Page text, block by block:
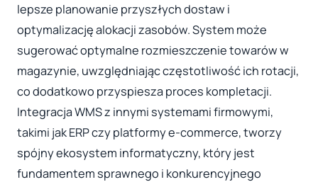
lepsze planowanie przyszłych dostaw i
optymalizację alokacji zasobów. System może
sugerować optymalne rozmieszczenie towarów w
magazynie, uwzględniając częstotliwość ich rotacji,
co dodatkowo przyspiesza proces kompletacji.
Integracja WMS z innymi systemami firmowymi,
takimi jak ERP czy platformy e-commerce, tworzy
spójny ekosystem informatyczny, który jest
fundamentem sprawnego i konkurencyjnego